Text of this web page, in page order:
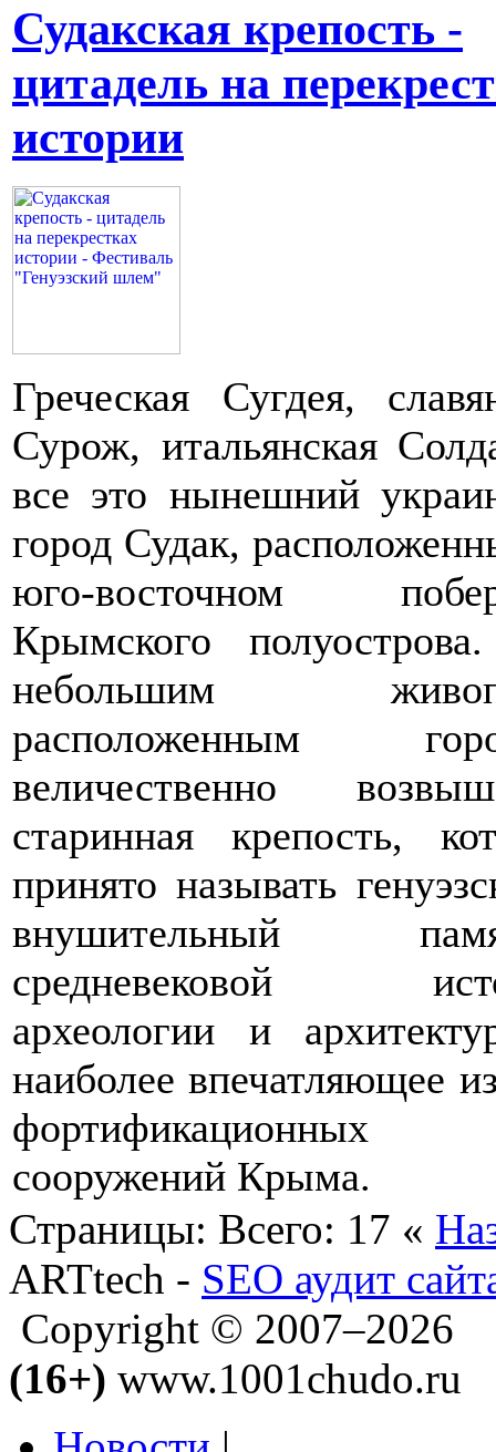
Судакская крепость -
цитадель на
истории
Греческая Сугдея,
Сурож, итальянская
все это нынешний
город Судак,
юго-восточном
Крымского
небольшим
расположенным
величественно
старинная крепость,
принято называть
внушительный
средневековой
археологии и
наиболее впечатляющее
фортификационных
сооружений Крыма.
Страницы: Всего: 17 «
ARTtech - SEO аудит
Copyright © 2007–2026
(16+) www.1001chudo.ru